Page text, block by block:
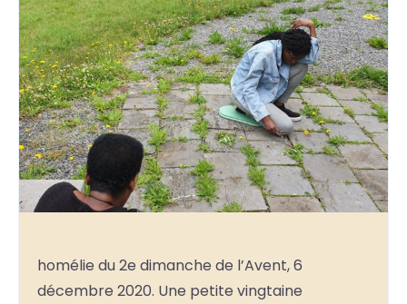
homélie du 2e dimanche de l’Avent, 6
décembre 2020. Une petite vingtaine